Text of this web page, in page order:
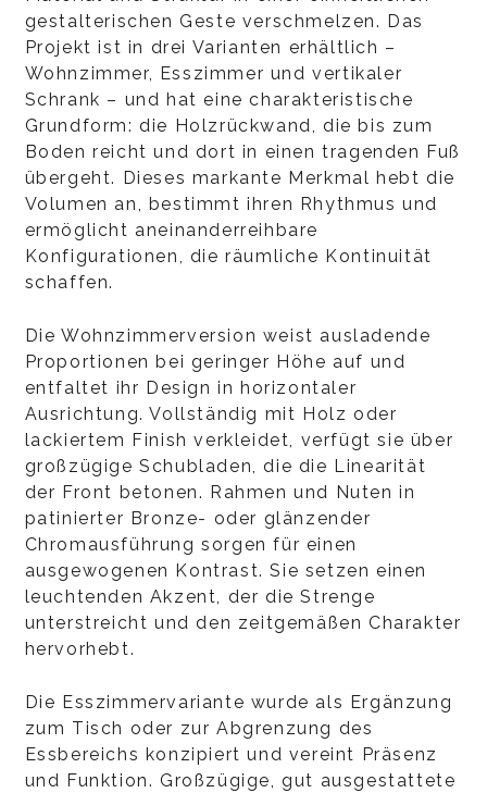
gestalterischen Geste verschmelzen. Das
Projekt ist in drei Varianten erhältlich –
Wohnzimmer, Esszimmer und vertikaler
Schrank – und hat eine charakteristische
Grundform: die Holzrückwand, die bis zum
Boden reicht und dort in einen tragenden Fuß
übergeht. Dieses markante Merkmal hebt die
Volumen an, bestimmt ihren Rhythmus und
ermöglicht aneinanderreihbare
Konfigurationen, die räumliche Kontinuität
schaffen.
Die Wohnzimmerversion weist ausladende
Proportionen bei geringer Höhe auf und
entfaltet ihr Design in horizontaler
Ausrichtung. Vollständig mit Holz oder
lackiertem Finish verkleidet, verfügt sie über
großzügige Schubladen, die die Linearität
der Front betonen. Rahmen und Nuten in
patinierter Bronze- oder glänzender
Chromausführung sorgen für einen
ausgewogenen Kontrast. Sie setzen einen
leuchtenden Akzent, der die Strenge
unterstreicht und den zeitgemäßen Charakter
hervorhebt.
Die Esszimmervariante wurde als Ergänzung
zum Tisch oder zur Abgrenzung des
Essbereichs konzipiert und vereint Präsenz
und Funktion. Großzügige, gut ausgestattete